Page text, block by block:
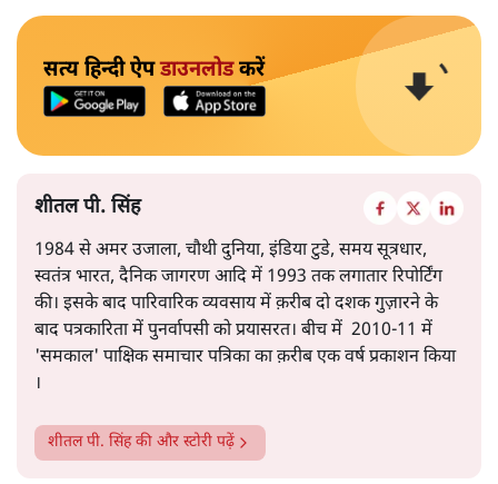
सत्य हिन्दी ऐपडाउनलोडकरें
शीतल पी. सिंह
1984 से अमर उजाला, चौथी दुनिया, इंडिया टुडे, समय सूत्रधार,
स्वतंत्र भारत, दैनिक जागरण आदि में 1993 तक लगातार रिपोर्टिंग
की। इसके बाद पारिवारिक व्यवसाय में क़रीब दो दशक गुज़ारने के
बाद पत्रकारिता में पुनर्वापसी को प्रयासरत। बीच में 2010-11 में
'समकाल' पाक्षिक समाचार पत्रिका का क़रीब एक वर्ष प्रकाशन किया
।
शीतल पी. सिंहकी और स्टोरी पढ़ें